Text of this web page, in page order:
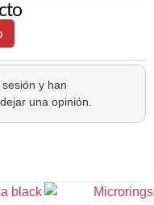
y han
una opinión.